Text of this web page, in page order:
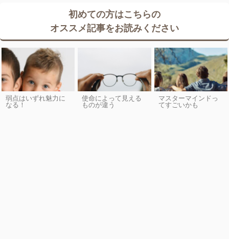
初めての方はこちらの
オススメ記事をお読みください
弱点はいずれ魅力に
なる！
使命によって見える
ものが違う
マスターマインドっ
てすごいかも